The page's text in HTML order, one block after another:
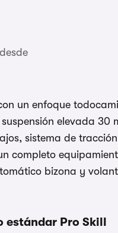
un enfoque
elevada 30
sistema de
completo
bizona y
estándar Pro Skill